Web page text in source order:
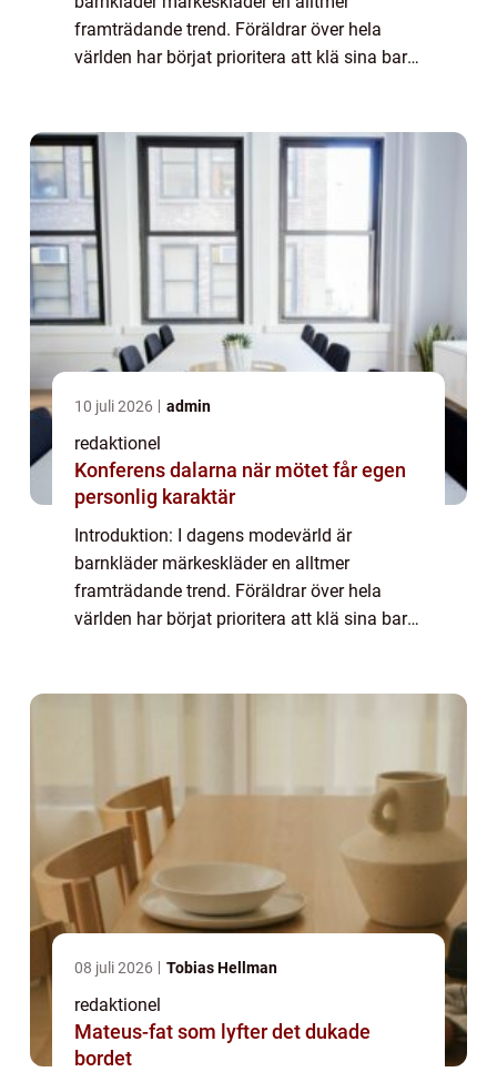
framträdande trend. Föräldrar över hela
världen har börjat prioritera att klä sina barn
öve...
10 juli 2026 admin
redaktionel
Konferens dalarna när mötet får egen
personlig karaktär
Introduktion: I dagens modevärld är
barnkläder märkeskläder en alltmer
framträdande trend. Föräldrar över hela
världen har börjat prioritera att klä sina barn
08 juli 2026 Tobias Hellman
redaktionel
Mateus-fat som lyfter det dukade
bordet